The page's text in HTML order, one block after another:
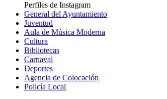
Perfiles de Instagram
General del Ayuntamiento
Juventud
Aula de Música Moderna
Cultura
Bibliotecas
Carnaval
Deportes
Agencia de Colocación
Policía Local